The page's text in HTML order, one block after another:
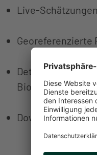
Live-
Georeferenzierte
Detaillierte
Downloadbare